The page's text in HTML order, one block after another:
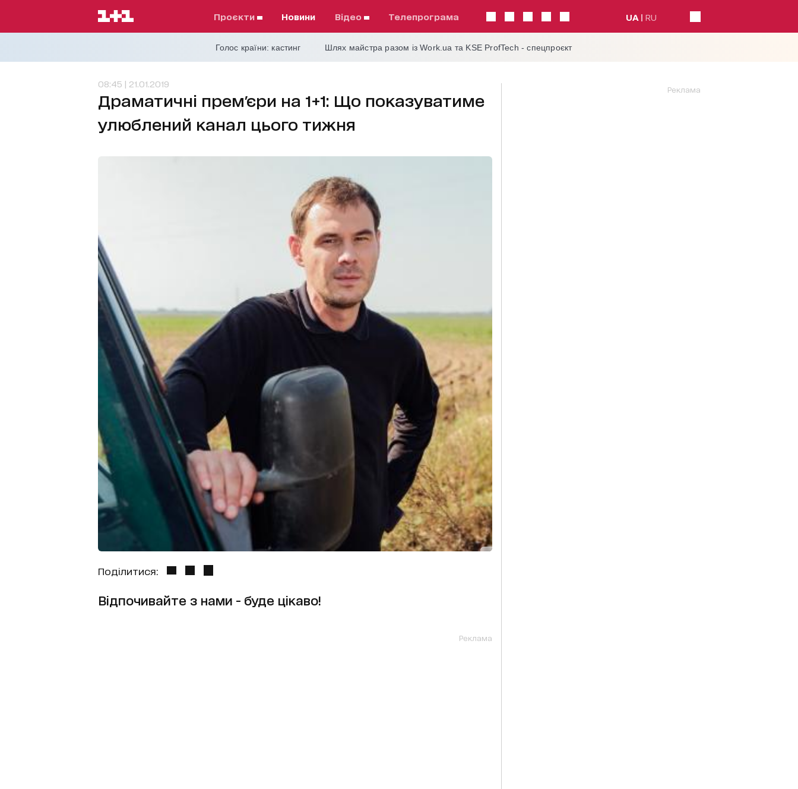
проєкти Новини відео телепрограма UA RU
Голос країни: кастинг Шлях майстра разом із Work.ua та KSE ProfTech - спецпроєкт
08:45 | 21.01.2019
Драматичні прем'єри на 1+1: Що показуватиме
улюблений канал цього тижня
Поділитися:
Відпочивайте з нами - буде цікаво!
Реклама
Реклама